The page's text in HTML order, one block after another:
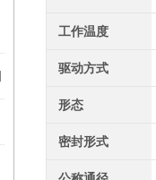
工作温度
驱动方式
形态
密封形式